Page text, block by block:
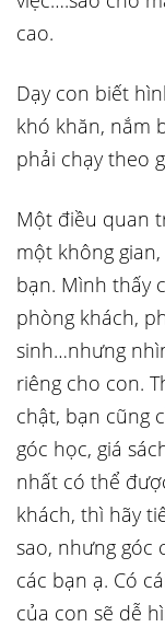
cao.
Dạy con biết
khó khăn, nắm
phải chạy theo
Một điều quan
một không
bạn. Mình thấy
phòng khách,
sinh…nhưng
riêng cho con.
chật, bạn cũng
góc học, giá
nhất có thể
khách, thì hãy
sao, nhưng góc
các bạn ạ. Có
của con sẽ dễ